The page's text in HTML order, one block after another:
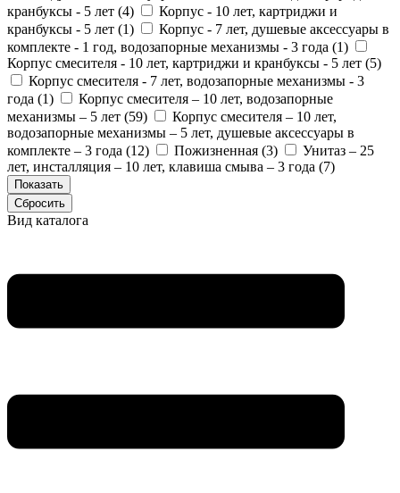
кранбуксы - 5 лет (4)
Корпус - 10 лет, картриджи и
кранбуксы - 5 лет (1)
Корпус - 7 лет, душевые аксессуары в
комплекте - 1 год, водозапорные механизмы - 3 года (1)
Корпус смесителя - 10 лет, картриджи и кранбуксы - 5 лет (5)
Корпус смесителя - 7 лет, водозапорные механизмы - 3
года (1)
Корпус смесителя – 10 лет, водозапорные
механизмы – 5 лет (59)
Корпус смесителя – 10 лет,
водозапорные механизмы – 5 лет, душевые аксессуары в
комплекте – 3 года (12) Пожизненная (3)
Унитаз – 25
лет, инсталляция – 10 лет, клавиша смыва – 3 года (7)
Вид каталога